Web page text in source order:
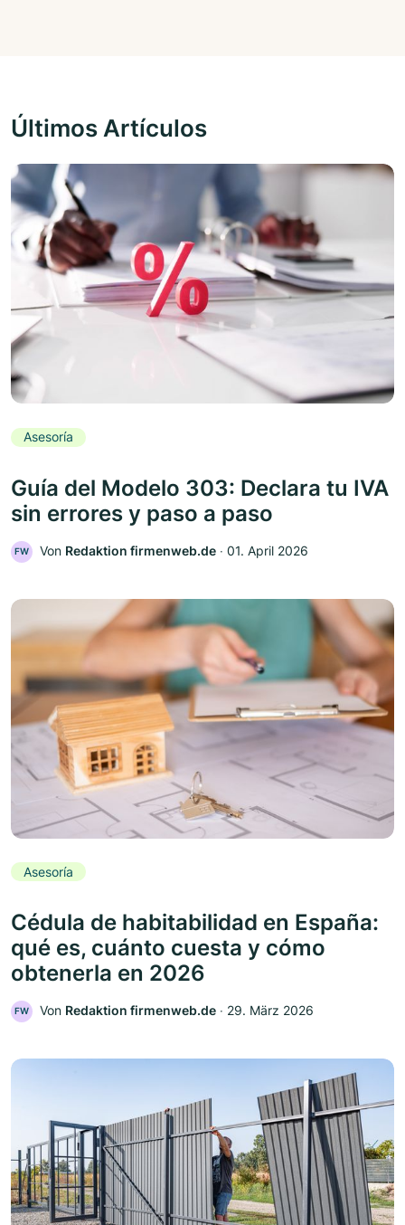
Últimos Artículos
Asesoría
Guía del Modelo 303: Declara tu IVA
sin errores y paso a paso
FW Von Redaktion firmenweb.de ‧ 01. April 2026
Asesoría
Cédula de habitabilidad en España:
qué es, cuánto cuesta y cómo
obtenerla en 2026
FW Von Redaktion firmenweb.de ‧ 29. März 2026